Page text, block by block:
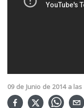
09 de Junio de 2014 a las